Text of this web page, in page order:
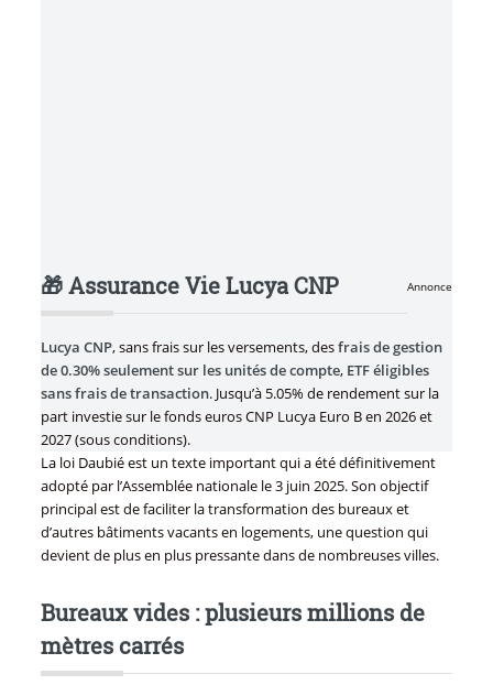
Annonce
🎁 Assurance Vie Lucya CNP
Lucya CNP, sans frais sur les versements, desfrais de gestion
de 0.30% seulement sur les unités de compte, ETF éligibles
sans frais de transaction. Jusqu’à 5.05% de rendement sur la
part investie sur le fonds euros CNP Lucya Euro B en 2026 et
2027 (sous conditions).
La loi Daubié est un texte important qui a été définitivement
adopté par l’Assemblée nationale le 3 juin 2025. Son objectif
principal est de faciliter la transformation des bureaux et
d’autres bâtiments vacants en logements, une question qui
devient de plus en plus pressante dans de nombreuses villes.
Bureaux vides : plusieurs millions de
mètres carrés